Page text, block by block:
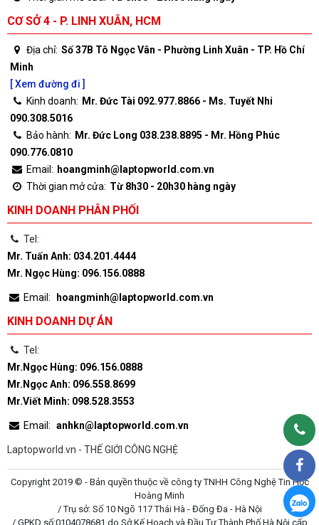
CƠ SỞ 4 - P. LINH XUÂN, HCM
Địa chỉ: Số 37B Tô Ngọc Vân - Phường Linh Xuân - TP. Hồ Chí
Minh
[ Xem đường đi ]
Kinh doanh: Mr. Đức Tài 092.977.8866 - Ms. Tuyết Nhi
090.308.5016
Bảo hành: Mr. Đức Long 038.238.8895 - Mr. Hồng Phúc
090.776.0810
Email: hoangminh@laptopworld.com.vn
Thời gian mở cửa: Từ 8h30 - 20h30 hàng ngày
KINH DOANH PHÂN PHỐI
Tel:
Mr. Tuấn Anh: 034.201.4444
Mr. Ngọc Hùng: 096.156.0888
Email: hoangminh@laptopworld.com.vn
KINH DOANH DỰ ÁN
Tel:
Mr.Ngọc Hùng: 096.156.0888
Mr.Ngọc Anh: 096.558.8699
Mr.Viết Minh: 098.528.3553
Email: anhkn@laptopworld.com.vn
Laptopworld.vn - THẾ GIỚI CÔNG NGHỆ
Copyright 2019 © - Bản quyền thuộc về công ty TNHH Công Nghệ Tin Học
Hoàng Minh
/ Trụ sở: Số 10 Ngõ 117 Thái Hà - Đống Đa - Hà Nội
/ GPKD số:0104078681 do Sở Kế Hoạch và Đầu Tư Thành Phố Hà Nội cấp